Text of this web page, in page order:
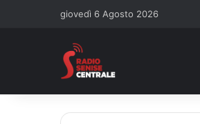
giovedì 6 Agosto 2026